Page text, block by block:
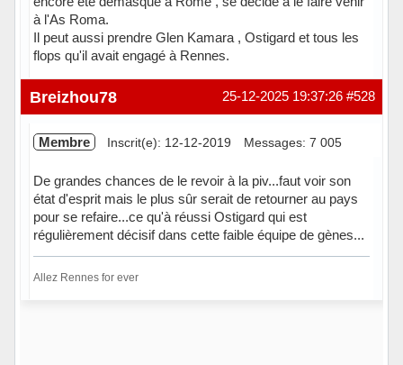
à l'As Roma.
Il peut aussi prendre Glen Kamara , Ostigard et tous les
flops qu'il avait engagé à Rennes.
Hors ligne #528
25-12-2025 19:37:26
Breizhou78
Membre Inscrit(e): 12-12-2019 Messages: 7 005
De grandes chances de le revoir à la piv...faut voir son
état d'esprit mais le plus sûr serait de retourner au pays
pour se refaire...ce qu'à réussi Ostigard qui est
régulièrement décisif dans cette faible équipe de gènes...
Allez Rennes for ever